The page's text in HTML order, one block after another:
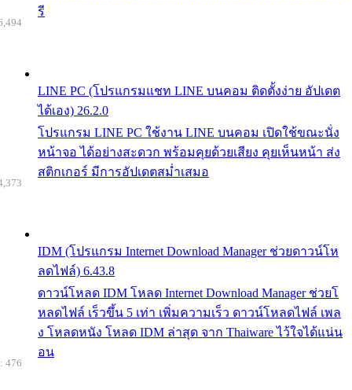
รี
LINE PC (โปรแกรมแชท LINE บนคอม ติดตั้งง่าย อัปเดต
ได้เอง) 26.2.0
โปรแกรม LINE PC ใช้งาน LINE บนคอม เปิดใช้ขณะนั่ง
หน้าจอ ได้อย่างสะดวก พร้อมคุยด้วยเสียง คุยเห็นหน้า ส่ง
สติกเกอร์ มีการอัปเดตสม่ำเสมอ
IDM (โปรแกรม Internet Download Manager ช่วยดาวน์โห
ลดไฟล์) 6.43.8
ดาวน์โหลด IDM โหลด Internet Download Manager ช่วยโ
หลดไฟล์ เร็วขึ้น 5 เท่า เพิ่มความเร็ว ดาวน์โหลดไฟล์ เพล
ง โหลดหนัง โหลด IDM ล่าสุด จาก Thaiware ไว้ใจได้แน่น
อน
476